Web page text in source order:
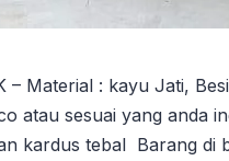
– Material : kayu Jati,
atau sesuai yang anda
kardus tebal Barang